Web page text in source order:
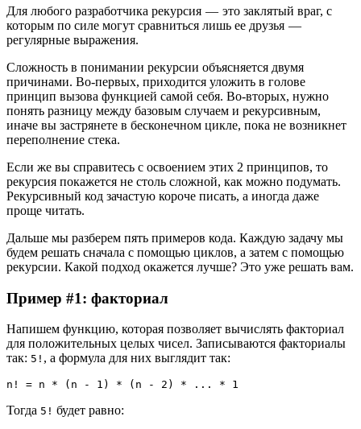
Для любого разработчика рекурсия — это заклятый враг, с
которым по силе могут сравниться лишь ее друзья —
регулярные выражения.
Сложность в понимании рекурсии объясняется двумя
причинами. Во-первых, приходится уложить в голове
принцип вызова функцией самой себя. Во-вторых, нужно
понять разницу между базовым случаем и рекурсивным,
иначе вы застрянете в бесконечном цикле, пока не возникнет
переполнение стека.
Если же вы справитесь с освоением этих 2 принципов, то
рекурсия покажется не столь сложной, как можно подумать.
Рекурсивный код зачастую короче писать, а иногда даже
проще читать.
Дальше мы разберем пять примеров кода. Каждую задачу мы
будем решать сначала с помощью циклов, а затем с помощью
рекурсии. Какой подход окажется лучше? Это уже решать вам.
Пример #1: факториал
Напишем функцию, которая позволяет вычислять факториал
для положительных целых чисел. Записываются факториалы
так: 5! , а формула для них выглядит так:
n! = n * (n - 1) * (n - 2) * ... * 1
Тогда 5! будет равно: